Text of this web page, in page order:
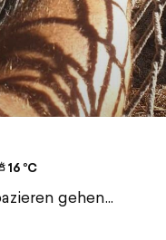
16 °C
gehen...